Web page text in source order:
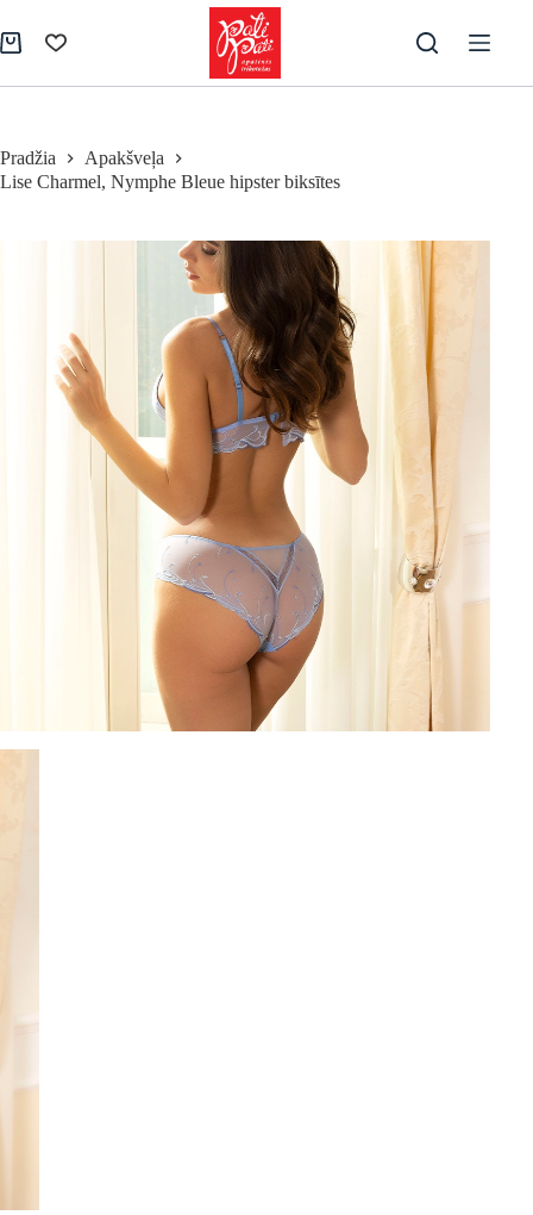
to
content
Shopping
Pradžia
Apakšveļa
Lise Charmel, Nymphe Bleue hipster biksītes